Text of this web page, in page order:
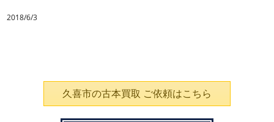
2018/6/3
久喜市の古本買取 ご依頼はこちら